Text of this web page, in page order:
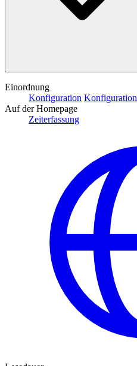
Einordnung
Konfiguration Konfiguration
Auf der Homepage
Zeiterfassung